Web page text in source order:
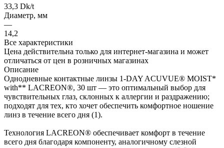
33,3 Dk/t
Диаметр, мм
—
14,2
Все характеристики
Цена действительна только для интернет-магазина и может
отличаться от цен в розничных магазинах
Описание
Однодневные контактные линзы 1-DAY ACUVUE® MOIST*
with** LACREON®, 30 шт — это оптимальный выбор для
чувствительных глаз, склонных к аллергии и раздражению;
подходят для тех, кто хочет обеспечить комфортное ношение
линз в течение всего дня (1).
Технология LACREON® обеспечивает комфорт в течение
всего дня благодаря компоненту, аналогичному слезной